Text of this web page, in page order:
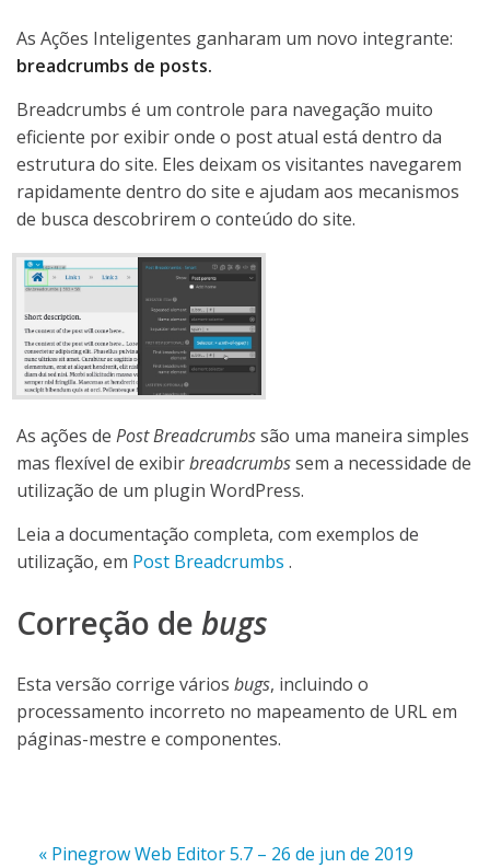
As Ações Inteligentes ganharam um novo integrante:
breadcrumbs de posts.
Breadcrumbs é um controle para navegação muito
eficiente por exibir onde o post atual está dentro da
estrutura do site. Eles deixam os visitantes navegarem
rapidamente dentro do site e ajudam aos mecanismos
de busca descobrirem o conteúdo do site.
As ações de Post Breadcrumbssão uma maneira simples
mas flexível de exibirbreadcrumbssem a necessidade de
utilização de um plugin WordPress.
Leia a documentação completa, com exemplos de
utilização, em Post Breadcrumbs .
Correção de bugs
Esta versão corrige vários bugs, incluindo o
processamento incorreto no mapeamento de URL em
páginas-mestre e componentes.
« Pinegrow Web Editor 5.7 – 26 de jun de 2019